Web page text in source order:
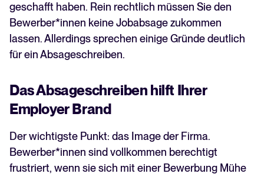
geschafft haben. Rein rechtlich müssen Sie den
Bewerber*innen keine Jobabsage zukommen
lassen. Allerdings sprechen einige Gründe deutlich
für ein Absageschreiben.
Das Absageschreiben hilft Ihrer
Employer Brand
Der wichtigste Punkt: das Image der Firma.
Bewerber*innen sind vollkommen berechtigt
frustriert, wenn sie sich mit einer Bewerbung Mühe